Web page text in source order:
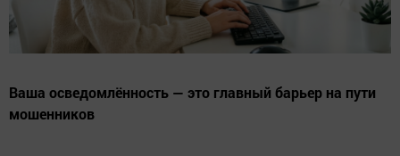
Ваша осведомлённость — это главный барьер на пути
мошенников